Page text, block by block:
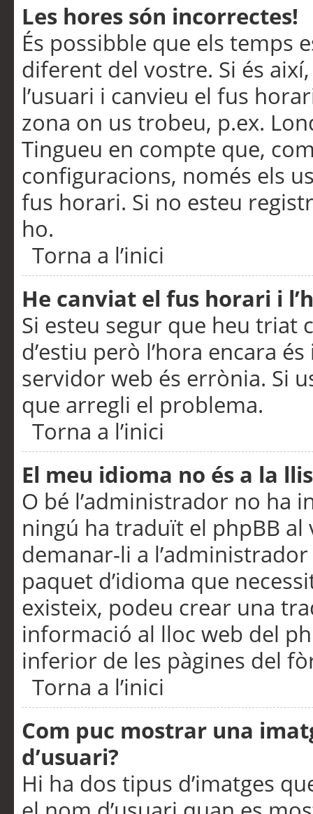
Les hores són incorrectes!
És possibble que els temps
diferent del vostre. Si és
l’usuari i canvieu el fus
zona on us trobeu, p.ex.
Tingueu en compte que,
configuracions, només els
fus horari. Si no esteu
ho.
Torna a l’inici
He canviat el fus horari i
Si esteu segur que heu triat
d’estiu però l’hora encara
servidor web és errònia. Si
que arregli el problema.
Torna a l’inici
El meu idioma no és a la
O bé l’administrador no ha
ningú ha traduït el phpBB
demanar-li a
paquet d’idioma que
existeix, podeu crear una
informació al lloc web del
inferior de les pàgines del
Torna a l’inici
Com puc mostrar una
d’usuari?
Hi ha dos tipus d’imatges